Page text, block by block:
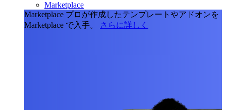
Marketplace
Marketplace プロが作成したテンプレートやアドオンを
Marketplace で入手。
さらに詳しく